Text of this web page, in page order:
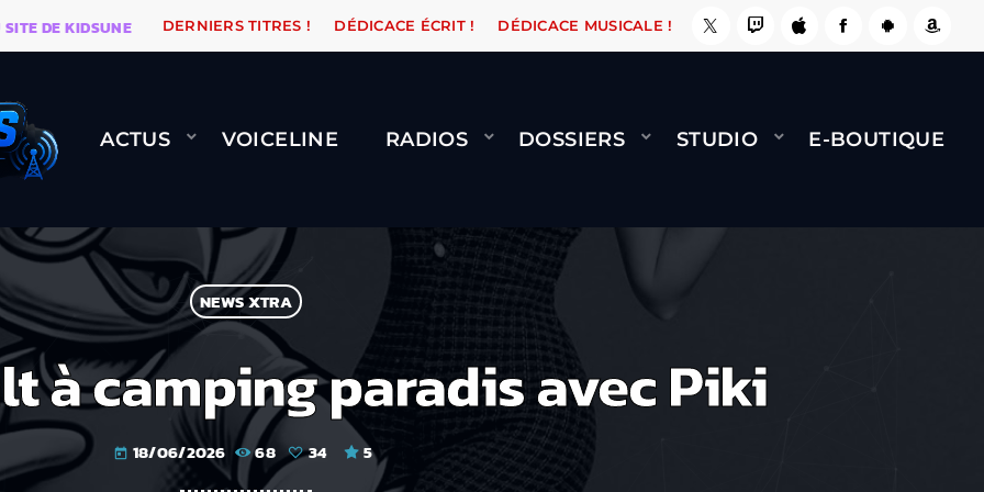
KIDSUNE WARÉTRO ORANGE ROAD QUI PASSE, ÇA LE FAIT ! NAMI BERNARD MINET - FLY
DERNIERS TITRES ! DÉDICACE ÉCRIT ! DÉDICACE MUSICALE !
ACTUS VOICELINE RADIOS DOSSIERS STUDIO E-BOUTIQUE
NEWS XTRA
à camping paradis avec Piki
today 18/06/2026 68 34 5